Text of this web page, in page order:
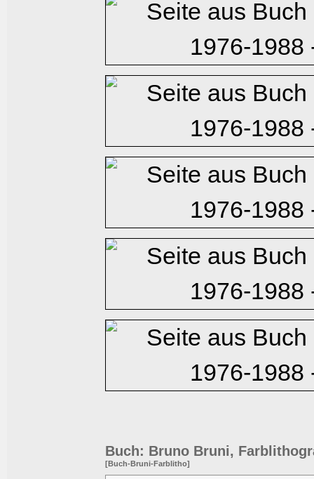
Buch: Bruno Bruni,
[Buch-Bruni-Farblitho]